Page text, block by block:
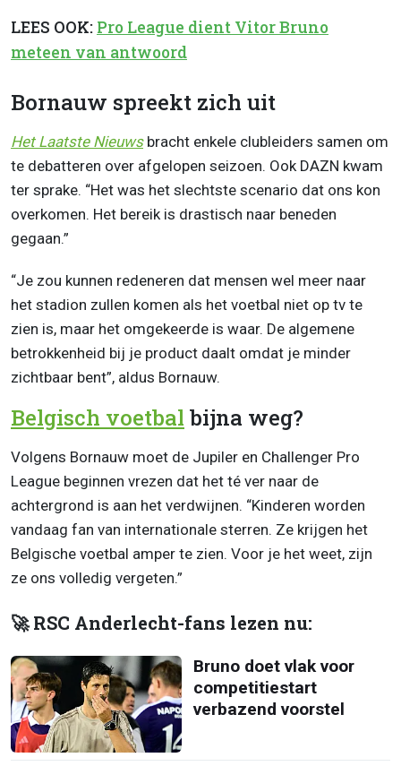
LEES OOK: Pro League dient Vitor Bruno
meteen van antwoord
Bornauw spreekt zich uit
Het Laatste Nieuwsbracht enkele clubleiders samen om
te debatteren over afgelopen seizoen. Ook DAZN kwam
ter sprake. “Het was het slechtste scenario dat ons kon
overkomen. Het bereik is drastisch naar beneden
gegaan.”
“Je zou kunnen redeneren dat mensen wel meer naar
het stadion zullen komen als het voetbal niet op tv te
zien is, maar het omgekeerde is waar. De algemene
betrokkenheid bij je product daalt omdat je minder
zichtbaar bent”, aldus Bornauw.
Belgisch voetbal bijna weg?
Volgens Bornauw moet de Jupiler en Challenger Pro
League beginnen vrezen dat het té ver naar de
achtergrond is aan het verdwijnen. “Kinderen worden
vandaag fan van internationale sterren. Ze krijgen het
Belgische voetbal amper te zien. Voor je het weet, zijn
ze ons volledig vergeten.”
🚀 RSC Anderlecht-fans lezen nu:
Bruno doet vlak voor
competitiestart
verbazend voorstel